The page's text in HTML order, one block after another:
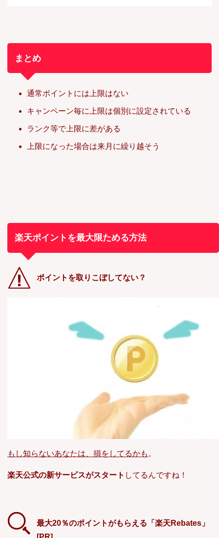
まとめ
通常ポイントには上限はない
キャンペーン毎に上限は個別に設定されている
ランク等で上限に差がある
上限になった場合は来月に繰り越そう
楽天ポイントを最大限ためる方法
ポイントを取りこぼしてない？
もし知らないあなたは、損をしてるかも 。
楽天公式の新サービスがスタート してるんですね！
最大20％のポイントがもらえる「楽天Rebates」